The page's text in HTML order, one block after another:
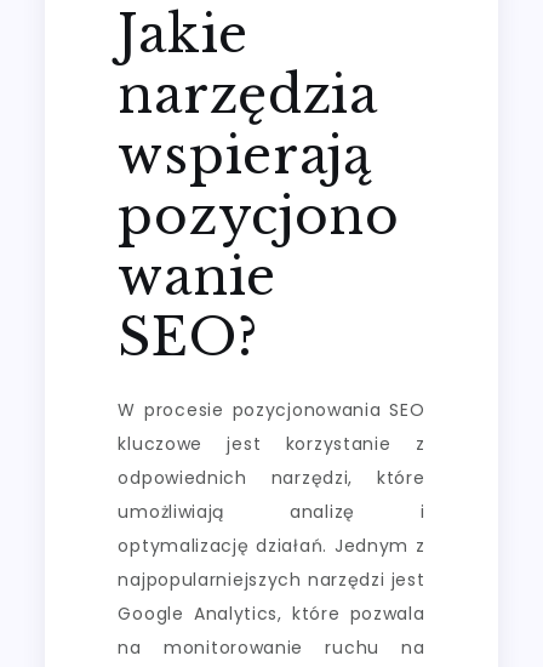
Jakie
narzędzia
wspierają
pozycjono
wanie
SEO?
W procesie pozycjonowania SEO
kluczowe jest korzystanie z
odpowiednich narzędzi, które
umożliwiają analizę i
optymalizację działań. Jednym z
najpopularniejszych narzędzi jest
Google Analytics, które pozwala
na monitorowanie ruchu na